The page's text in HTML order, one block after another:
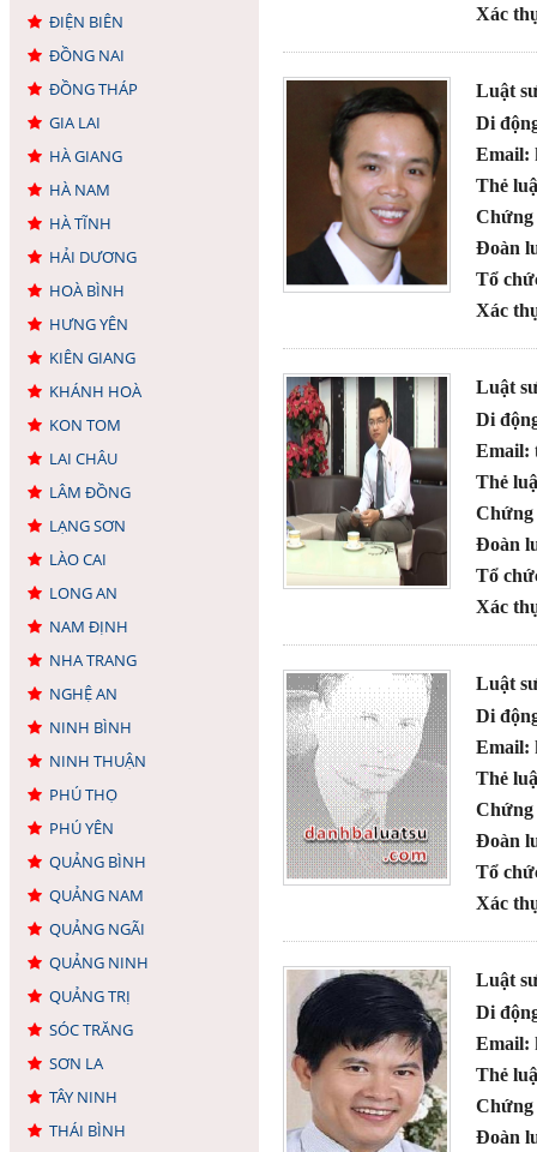
ĐIỆN BIÊN
ĐỒNG NAI
ĐỒNG THÁP
GIA LAI
HÀ GIANG
HÀ NAM
HÀ TĨNH
HẢI DƯƠNG
HOÀ BÌNH
HƯNG YÊN
KIÊN GIANG
KHÁNH HOÀ
KON TOM
LAI CHÂU
LÂM ĐỒNG
LẠNG SƠN
LÀO CAI
LONG AN
NAM ĐỊNH
NHA TRANG
NGHỆ AN
NINH BÌNH
NINH THUẬN
PHÚ THỌ
PHÚ YÊN
QUẢNG BÌNH
QUẢNG NAM
QUẢNG NGÃI
QUẢNG NINH
QUẢNG TRỊ
SÓC TRĂNG
SƠN LA
TÂY NINH
THÁI BÌNH
Xác
Luật
Di
Email:
Thẻ
Chứng
Đoàn
Tổ
Xác
Luật
Di
Email:
Thẻ
Chứng
Đoàn
Tổ
Xác
Luật
Di
Email:
Thẻ
Chứng
Đoàn
Tổ
Xác
Luật
Di
Email:
Thẻ
Chứng
Đoàn